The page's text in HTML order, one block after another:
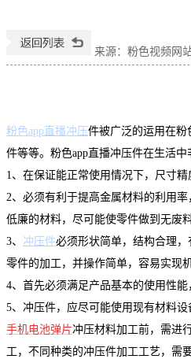
来源：粉色视频网
粉色app直播冲压件被广泛的运用在
件等等。粉色app直播冲压件在生活
1、在保证能正常使用情况下，尺寸
2、必须有利于提高金属材料的利用
低廉的材料，尽可能使零件做到无废
3、 冲压件必须形状简单，结构合理
零件的加工，并操作简单，容易实现
4、首先必须满足产品基本的使用性
5、冲压件，应尽可能使用现有材料
手机电池弹片冲压材料加工前，需进
工，不同种类的冲压件加工工艺，需